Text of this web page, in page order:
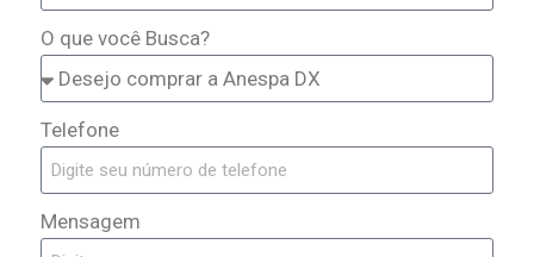
O que você Busca?
Telefone
Mensagem